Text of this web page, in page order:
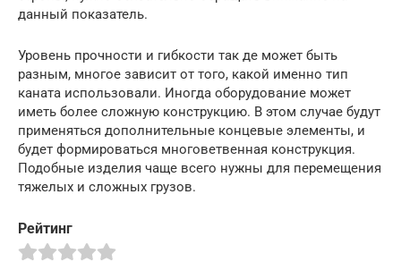
данный показатель.
Уровень прочности и гибкости так де может быть
разным, многое зависит от того, какой именно тип
каната использовали. Иногда оборудование может
иметь более сложную конструкцию. В этом случае будут
применяться дополнительные концевые элементы, и
будет формироваться многоветвенная конструкция.
Подобные изделия чаще всего нужны для перемещения
тяжелых и сложных грузов.
Рейтинг